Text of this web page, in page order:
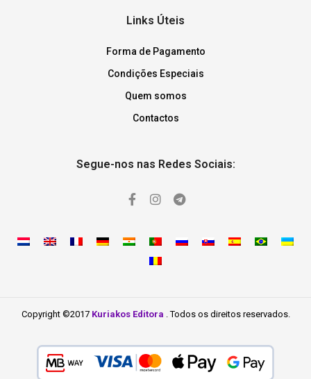
Links Úteis
Forma de Pagamento
Condições Especiais
Quem somos
Contactos
Segue-nos nas Redes Sociais:
Copyright ©2017 Kuriakos Editora . Todos os direitos reservados.